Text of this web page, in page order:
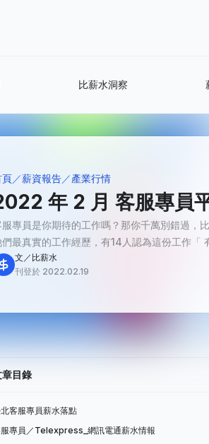
比薪水洞察
頁 薪資報告 產業行情
年 2 月 客服專員
服專員是你期待的工作嗎？那你千萬別錯過，
們最真實的工作經歷，有14人認為這份工作「
文／比薪水
刊登於 2022.02.19
章目錄
客服專員薪水落點
專員／Telexpress_網訊電通薪水情報